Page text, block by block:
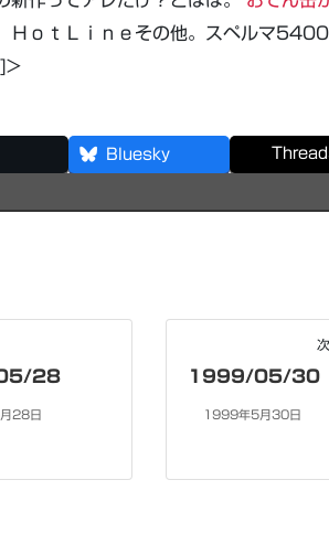
ＨｏｔＬｉｎｅその他。スペルマ
Bluesky
28
28日
1999/05/30
1999年5月30日